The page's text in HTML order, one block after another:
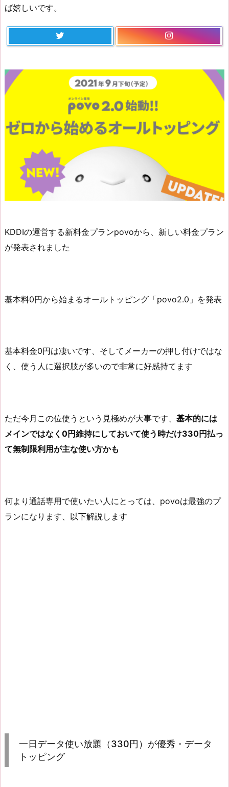
ば嬉しいです。
KDDIの運営する新料金プランpovoから、新しい料金プラン
が発表されました
基本料0円から始まるオールトッピング「povo2.0」を発表
基本料金0円は凄いです、そしてメーカーの押し付けではな
く、使う人に選択肢が多いので非常に好感持てます
ただ今月この位使うという見極めが大事です、 基本的には
メインではなく0円維持にしておいて使う時だけ330円払っ
て無制限利用が主な使い方かも
何より通話専用で使いたい人にとっては、povoは最強のプ
ランになります、以下解説します
一日データ使い放題（330円）が優秀・データ
トッピング